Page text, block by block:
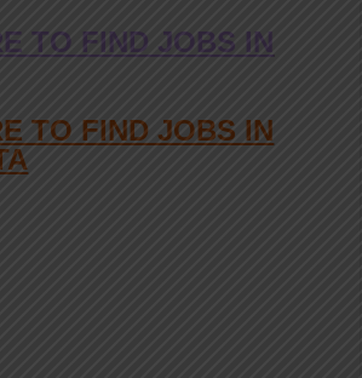
TO FIND JOBS IN
TO FIND JOBS IN